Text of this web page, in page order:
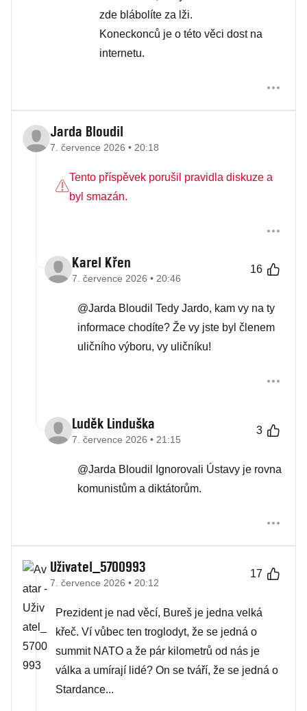
zde blábolíte za lži.
Koneckonců je o této věci dost na
internetu.
Jarda Bloudil
7. července 2026 • 20:18
Tento příspěvek porušil pravidla diskuze a
byl smazán.
Karel Křen
7. července 2026 • 20:46
16
@Jarda Bloudil Tedy Jardo, kam vy na ty
informace chodíte? Že vy jste byl členem
uličního výboru, vy uličníku!
Luděk Linduška
7. července 2026 • 21:15
3
@Jarda Bloudil Ignorovali Ústavy je rovna
komunistům a diktátorům.
Uživatel_5700993
7. července 2026 • 20:12
17
Prezident je nad věcí, Bureš je jedna velká
křeč. Ví vůbec ten troglodyt, že se jedná o
summit NATO a že pár kilometrů od nás je
válka a umírají lidé? On se tváří, že se jedná o
Stardance...